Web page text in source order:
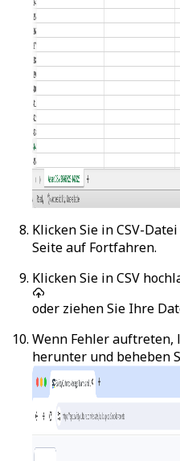
Klicken Sie inCSV-
Seite auf Fortfahren.
Klicken Sie inCSV
oder ziehen Sie Ihre
Wenn Fehler auftreten,
herunter und beheben